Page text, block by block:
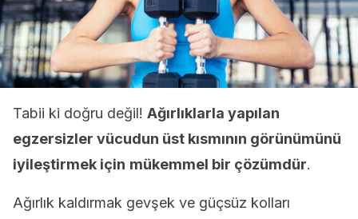
Tabii ki doğru değil! Ağırlıklarla yapılan
egzersizler vücudun üst kısmının görünümünü
iyileştirmek için mükemmel bir çözümdür.
Ağırlık kaldırmak gevşek ve güçsüz kolları